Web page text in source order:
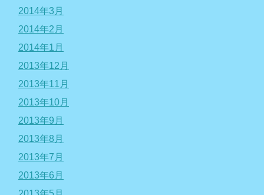
2014年3月
2014年2月
2014年1月
2013年12月
2013年11月
2013年10月
2013年9月
2013年8月
2013年7月
2013年6月